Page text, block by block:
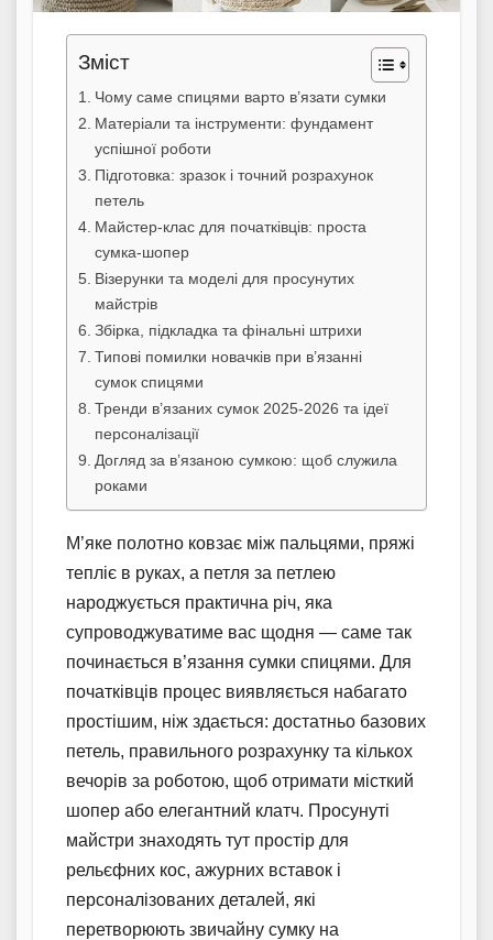
Зміст
Чому саме спицями варто в’язати сумки
Матеріали та інструменти: фундамент
успішної роботи
Підготовка: зразок і точний розрахунок
петель
Майстер-клас для початківців: проста
сумка-шопер
Візерунки та моделі для просунутих
майстрів
Збірка, підкладка та фінальні штрихи
Типові помилки новачків при в’язанні
сумок спицями
Тренди в’язаних сумок 2025-2026 та ідеї
персоналізації
Догляд за в’язаною сумкою: щоб служила
роками
М’яке полотно ковзає між пальцями, пряжі
тепліє в руках, а петля за петлею
народжується практична річ, яка
супроводжуватиме вас щодня — саме так
починається в’язання сумки спицями. Для
початківців процес виявляється набагато
простішим, ніж здається: достатньо базових
петель, правильного розрахунку та кількох
вечорів за роботою, щоб отримати місткий
шопер або елегантний клатч. Просунуті
майстри знаходять тут простір для
рельєфних кос, ажурних вставок і
персоналізованих деталей, які
перетворюють звичайну сумку на